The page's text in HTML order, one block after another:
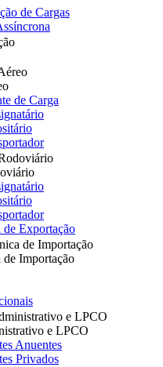
de Cargas
de Carga
Exportação
de Importação
Importação
e LPCO
e LPCO
Anuentes
Privados